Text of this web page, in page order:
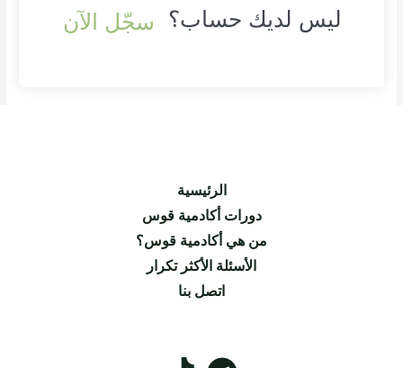
ليس لديك حساب؟ سجّل الآن
الرئيسية
دورات أكادمية قوس
من هي أكادمية قوس؟
الأسئلة الأكثر تكرار
اتصل بنا